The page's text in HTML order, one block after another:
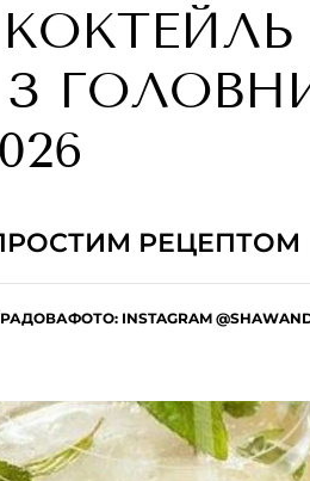
РЕЦЕПТОМ
ФОТО: INSTAGRAM